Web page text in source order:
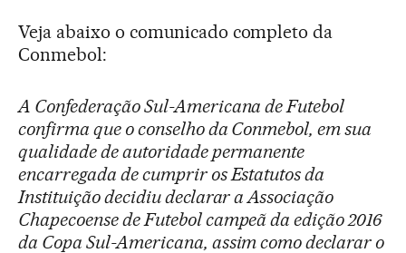
Veja abaixo o comunicado completo da
Conmebol:
A Confederação Sul-Americana de Futebol
confirma que o conselho da Conmebol, em sua
qualidade de autoridade permanente
encarregada de cumprir os Estatutos da
Instituição decidiu declarar a Associação
Chapecoense de Futebol campeã da edição 2016
da Copa Sul-Americana, assim como declarar o